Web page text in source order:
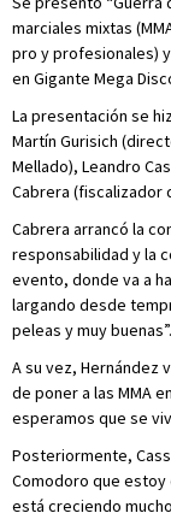
marciales mixtas
pro y profesionales)
en Gigante Mega
La presentación se
Martín Gurisich
Mellado), Leandro
Cabrera (fiscalizador
Cabrera arrancó la
responsabilidad y la
evento, donde va a
largando desde
peleas y muy buenas”.
A su vez, Hernández
de poner a las MMA
esperamos que se
Posteriormente,
Comodoro que estoy
está creciendo